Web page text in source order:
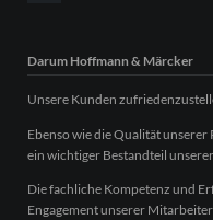
Darum Hoffmann & Märcker
Unsere Kunden
Ebenso wie die Qualität
ein wichtiger Bestandteil unserer
Die fachliche Kompetenz und
Engagement unserer